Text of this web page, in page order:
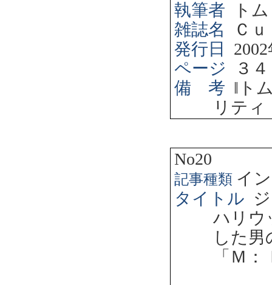
執筆者
ト
雑誌名
Ｃ
発行日
2002
ページ
３
備 考 ‖ ト
リテ
No20
記事種類 イ
タイトル
ハリウ
した
「Ｍ